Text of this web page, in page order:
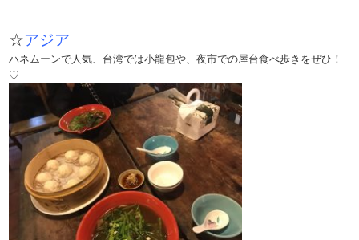
☆アジア
ハネムーンで人気、台湾では小龍包や、夜市での屋台食べ歩きをぜひ！
♡